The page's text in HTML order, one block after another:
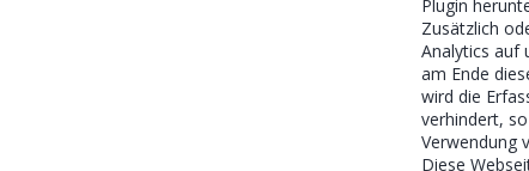
Plugin
Zusätzlich
Analytics auf
am Ende
wird die
verhindert,
Verwendung
Diese